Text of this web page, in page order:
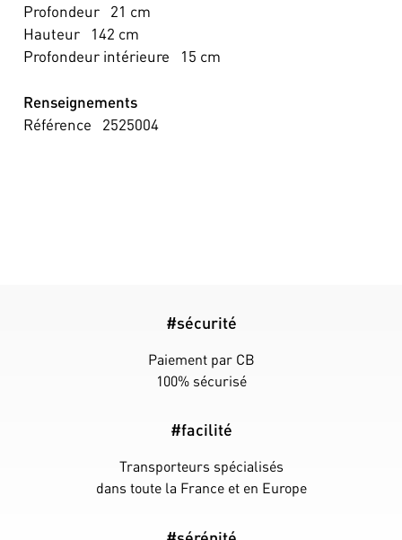
Profondeur
21 cm
Hauteur
142 cm
Profondeur intérieure
15 cm
Renseignements
Référence
2525004
#sécurité
Paiement par CB
100% sécurisé
#facilité
Transporteurs spécialisés
dans toute la France et en Europe